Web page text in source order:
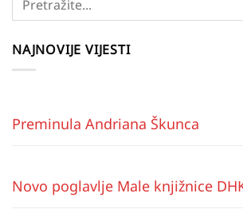
NAJNOVIJE VIJESTI
Preminula Andriana Škunca
Novo poglavlje Male knjižnice